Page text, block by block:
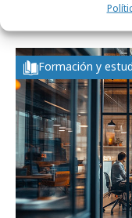
persecución
Formación y